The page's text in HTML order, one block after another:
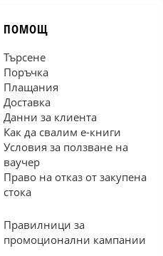
ПОМОЩ
Търсене
Поръчка
Плащания
Доставка
Данни за клиента
Как да свалим е-книги
Условия за ползване на
ваучер
Право на отказ от закупена
стока
Правилници за
промоционални кампании